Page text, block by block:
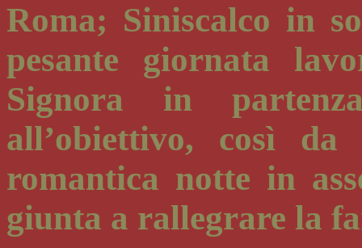
Roma; Siniscalco in
pesante giornata
Signora in
all’obiettivo, così
romantica notte in
giunta a rallegrare la